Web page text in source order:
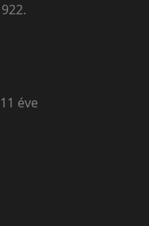
922.
11 éve